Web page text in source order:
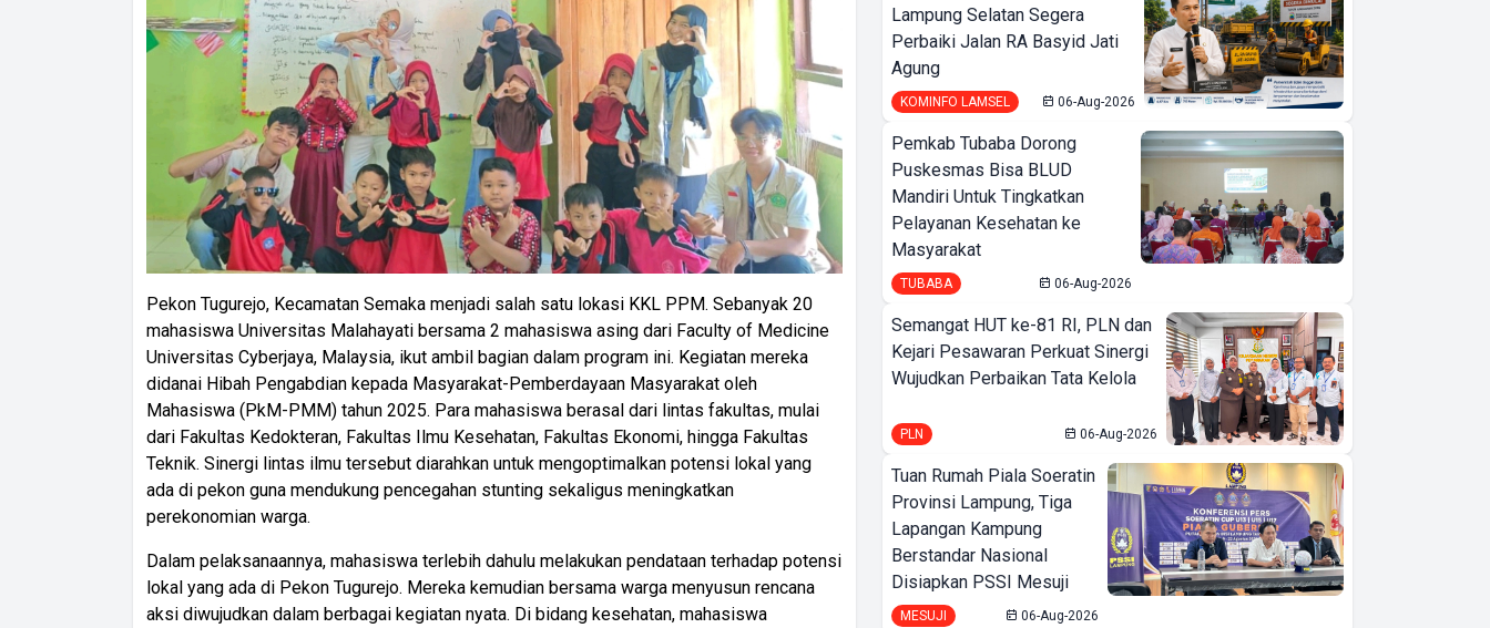
Pekon Tugurejo, Kecamatan Semaka menjadi salah satu lokasi KKL PPM. Sebanyak 20
mahasiswa Universitas Malahayati bersama 2 mahasiswa asing dari Faculty of Medicine
Universitas Cyberjaya, Malaysia, ikut ambil bagian dalam program ini. Kegiatan mereka
didanai Hibah Pengabdian kepada Masyarakat-Pemberdayaan Masyarakat oleh
Mahasiswa (PkM-PMM) tahun 2025. Para mahasiswa berasal dari lintas fakultas, mulai
dari Fakultas Kedokteran, Fakultas Ilmu Kesehatan, Fakultas Ekonomi, hingga Fakultas
Teknik. Sinergi lintas ilmu tersebut diarahkan untuk mengoptimalkan potensi lokal yang
ada di pekon guna mendukung pencegahan stunting sekaligus meningkatkan
perekonomian warga.
Dalam pelaksanaannya, mahasiswa terlebih dahulu melakukan pendataan terhadap potensi
lokal yang ada di Pekon Tugurejo. Mereka kemudian bersama warga menyusun rencana
aksi diwujudkan dalam berbagai kegiatan nyata. Di bidang kesehatan, mahasiswa
Lampung Selatan Segera
Perbaiki Jalan RA Basyid Jati
Agung
KOMINFO LAMSEL 06-Aug-2026
Pemkab Tubaba Dorong
Puskesmas Bisa BLUD
Mandiri Untuk Tingkatkan
Pelayanan Kesehatan ke
Masyarakat
TUBABA 06-Aug-2026
Semangat HUT ke-81 RI, PLN dan
Kejari Pesawaran Perkuat Sinergi
Wujudkan Perbaikan Tata Kelola
PLN 06-Aug-2026
Tuan Rumah Piala Soeratin
Provinsi Lampung, Tiga
Lapangan Kampung
Berstandar Nasional
Disiapkan PSSI Mesuji
MESUJI 06-Aug-2026